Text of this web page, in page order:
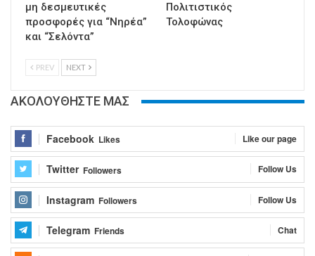
μη δεσμευτικές
προσφορές για “Νηρέα”
και “Σελόντα”
Πολιτιστικός
Τολοφώνας
PREV NEXT
ΑΚΟΛΟΥΘΗΣΤΕ ΜΑΣ
Facebook Likes Like our page
Twitter Followers Follow Us
Instagram Followers Follow Us
Telegram Friends Chat